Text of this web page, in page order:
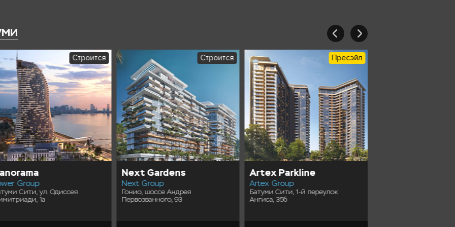
Строится
Group
Сити, ул. Одиссея
1а
Строится
Next Gardens
Next Group
Гонио, шоссе Андрея
Первозванного, 93
Пресэйл
Artex Parkline
Artex Group
Батуми Сити, 1-й переулок
Ангиса, 35б